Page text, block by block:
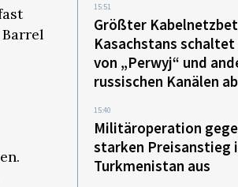
15:51
Größter
Kasachstans schaltet
von „Perwyj“ und
russischen Kanälen ab
15:40
Militäroperation
starken Preisanstieg
Turkmenistan aus